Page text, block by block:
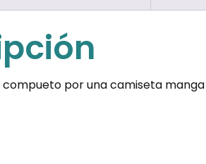
por una camiseta